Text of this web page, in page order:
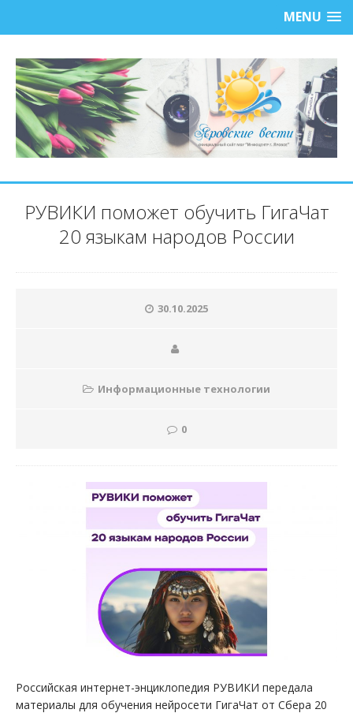
MENU
РУВИКИ поможет обучить ГигаЧат
20 языкам народов России
30.10.2025
Информационные технологии
0
Российская интернет-энциклопедия РУВИКИ передала
материалы для обучения нейросети ГигаЧат от Сбера 20